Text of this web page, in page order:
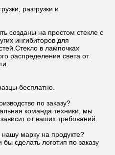
разгрузки и
созданы на простом стекле с
ингибиторов для
в лампочках
распределения света от
бесплатно.
по заказу?
команда техники, мы
от ваших требований.
марку на продукте?
сделать логотип по заказу